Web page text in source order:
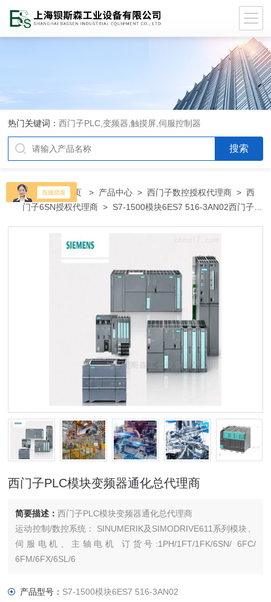
热门关键词：西门子PLC,变频器,触摸屏,伺服控制器
当前位置：首页 > 产品中心 >西门子数控授权代理商 >西
门子6SN授权代理商 > S7-1500模块6ES7 516-3AN02西门子
西门子PLC模块变频器通化总代理商
简要描述：西门子PLC模块变频器通化总代理商
运动控制/数控系统： SINUMERIK及SIMODRIVE611系列模块、
伺服电机、主轴电机 订货号:1PH/1FT/1FK/6SN/ 6FC/
6FM/6FX/6SL/6
SP 变频器V系列 MM系列 6SE70停产工程型变频器，及相对应
产品型号： S7-1500模块6ES7 516-3AN02